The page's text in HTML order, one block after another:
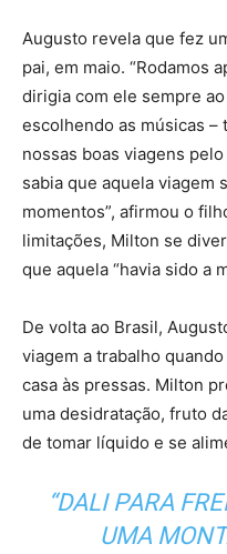
Augusto revela que fez
pai, em maio. “Rodamos
dirigia com ele sempre
escolhendo as músicas –
nossas boas viagens
sabia que aquela viagem
momentos”, afirmou o
limitações, Milton se
que aquela “havia sido a
De volta ao Brasil,
viagem a trabalho
casa às pressas. Milton
uma desidratação, fruto
de tomar líquido e se
“DALI PARA
UMA